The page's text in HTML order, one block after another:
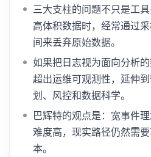
三大支柱的问题不只是工
高体积数据时，经常通过
间来丢弃原始数据。
如果把日志视为面向分析
超出运维可观测性，延伸
划、风控和数据科学。
巴辉特的观点是：宽事件
难度高，现实路径仍然需
本。